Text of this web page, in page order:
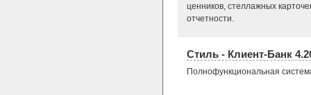
ценников, стеллажных
отчетности.
Стиль - Клиент-Банк
Полнофункциональная